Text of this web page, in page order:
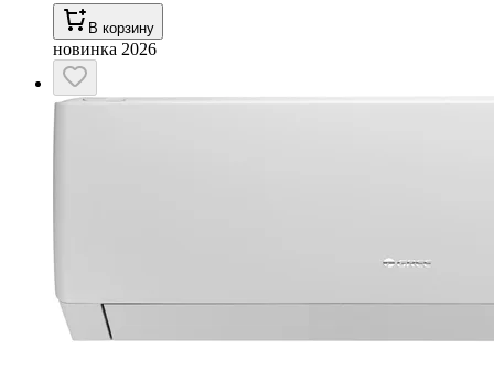
В корзину
новинка 2026